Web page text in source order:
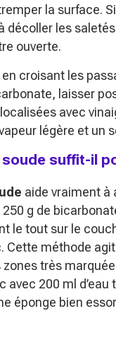
la surface.
décoller les
ouverte.
croisant les
laisser
avec
légère et un
suffit-il
aide vraiment à
g de
le tout sur le
Cette méthode
très
avec 200 ml
éponge bien